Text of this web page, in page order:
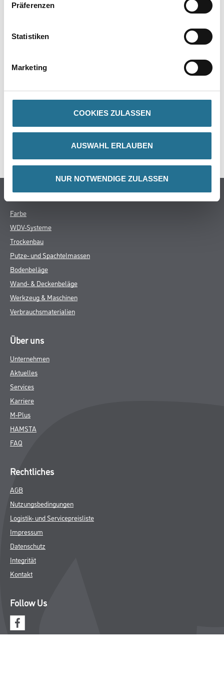
Präferenzen
Statistiken
Marketing
COOKIES ZULASSEN
AUSWAHL ERLAUBEN
NUR NOTWENDIGE ZULASSEN
Gefahr
ZUSATZINFOS
GEFAHRENHINWEISE
DATENBLÄTTER
SPEZIFIKATIONEN
Online-Shop
Farbe
WDV-Systeme
Trockenbau
Putze- und Spachtelmassen
Bodenbeläge
Wand- & Deckenbeläge
Werkzeug & Maschinen
Verbrauchsmaterialien
Über uns
Unternehmen
Aktuelles
Services
Karriere
M-Plus
HAMSTA
FAQ
Rechtliches
AGB
Nutzungsbedingungen
Logistik- und Servicepreisliste
Impressum
Datenschutz
Integrität
Kontakt
Follow Us